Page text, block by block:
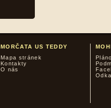
MORČATA US TEDDY
Mapa stránek
Kontakty
O nás